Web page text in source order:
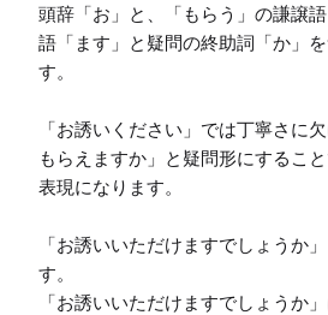
頭辞「お」と、「もらう」の謙譲
語「ます」と疑問の終助詞「か」
す。
「お誘いください」では丁寧さに
もらえますか」と疑問形にするこ
表現になります。
「お誘いいただけますでしょうか
す。
「お誘いいただけますでしょうか